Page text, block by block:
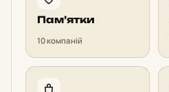
Пам’ят­ки
10 компаній